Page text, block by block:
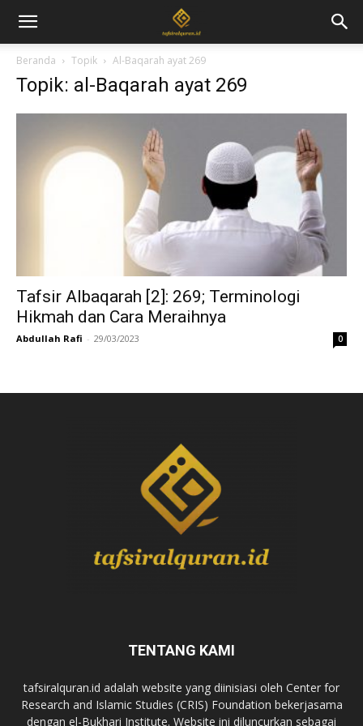
Beranda Topik Al-Baqarah ayat 269
Topik: al-Baqarah ayat 269
Tafsir Albaqarah [2]: 269; Terminologi
Hikmah dan Cara Meraihnya
Abdullah Rafi - 29/03/2023 0
TENTANG KAMI
tafsiralquran.id adalah website yang diinisiasi oleh Center for
Research and Islamic Studies (CRIS) Foundation bekerjasama
dengan el-Bukhari Institute. Website ini diluncurkan sebagai